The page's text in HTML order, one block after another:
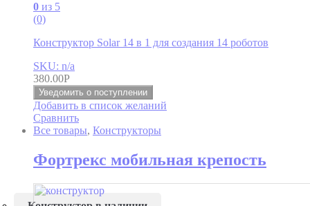
0 из 5
(0)
Конструктор Solar 14 в 1 для создания 14 роботов
SKU: n/a
380.00Р
Уведомить о поступлении
Добавить в список желаний
Сравнить
Все товары, Конструкторы
Фортрекс мобильная крепость